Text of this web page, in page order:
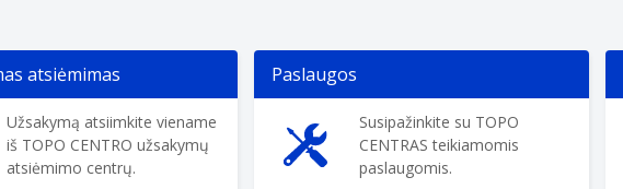
atsiėmimas
Užsakymą atsiimkite viename
iš TOPO CENTRO užsakymų
atsiėmimo centrų.
Paslaugos
Susipažinkite su TOPO
CENTRAS teikiamomis
paslaugomis.